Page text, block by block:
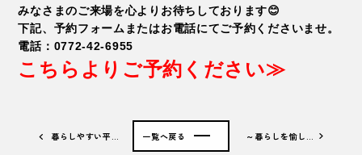
みなさまのご来場を心よりお待ちしております😊
下記、予約フォームまたはお電話にてご予約くださいませ。
電話：0772-42-6955
こちらよりご予約ください≫
暮らしやすい平… ～暮らしを愉し…
一覧へ戻る